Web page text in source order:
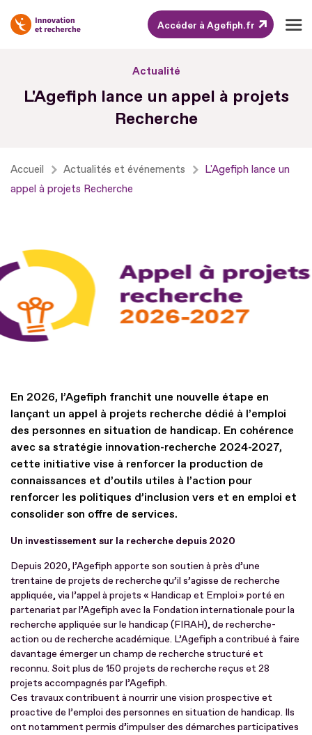
pied
de
Accéder à Agefiph.fr
Actualité
L'Agefiph lance un appel à projets
Recherche
Accueil Actualités et événements
L'Agefiph lance un
appel à projets Recherche
En 2026, l’Agefiph franchit une nouvelle étape en
lançant un appel à projets recherche dédié à l’emploi
des personnes en situation de handicap. En cohérence
avec sa stratégie innovation-recherche 2024-2027,
cette initiative vise à renforcer la production de
connaissances et d’outils utiles à l’action pour
renforcer les politiques d’inclusion vers et en emploi et
consolider son offre de services.
Un investissement sur la recherche depuis 2020
Depuis 2020, l’Agefiph apporte son soutien à près d’une
trentaine de projets de recherche qu’il s’agisse de recherche
appliquée, via l’appel à projets « Handicap et Emploi » porté en
partenariat par l’Agefiph avec la Fondation internationale pour la
recherche appliquée sur le handicap (FIRAH), de recherche-
action ou de recherche académique. L’Agefiph a contribué à faire
davantage émerger un champ de recherche structuré et
reconnu. Soit plus de 150 projets de recherche reçus et 28
projets accompagnés par l’Agefiph.
Ces travaux contribuent à nourrir une vision prospective et
proactive de l’emploi des personnes en situation de handicap. Ils
ont notamment permis d’impulser des démarches participatives